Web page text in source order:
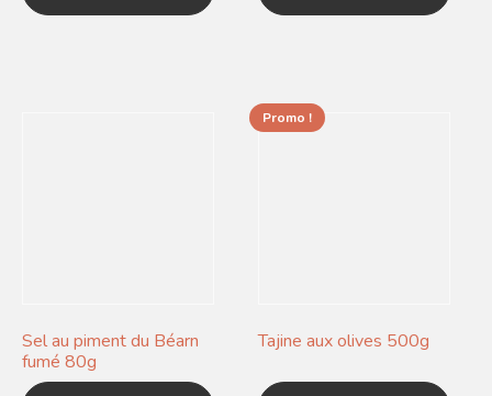
Sel au piment du Béarn
fumé 80g
Promo !
Tajine aux olives 500g